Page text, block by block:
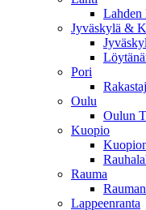
Lahden
Jyväskylä &
Pori
Oulu
Oulun
Kuopio
Rauma
Lappeenranta